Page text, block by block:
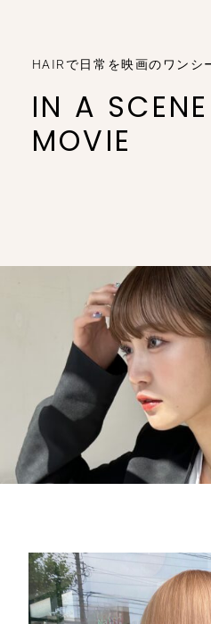
HAIRで日常を映画のワンシ
IN A
MOVIE